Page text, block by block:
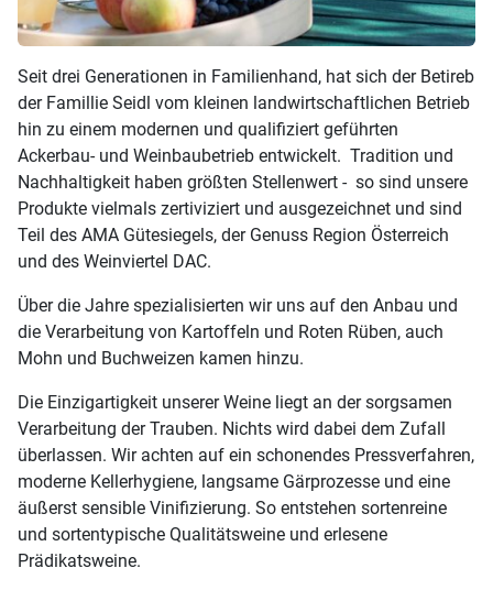
Seit drei Generationen in Familienhand, hat sich der Betireb
der Famillie Seidl vom kleinen landwirtschaftlichen Betrieb
hin zu einem modernen und qualifiziert geführten
Ackerbau- und Weinbaubetrieb entwickelt. Tradition und
Nachhaltigkeit haben größten Stellenwert - so sind unsere
Produkte vielmals zertiviziert und ausgezeichnet und sind
Teil des AMA Gütesiegels, der Genuss Region Österreich
und des Weinviertel DAC.
Über die Jahre spezialisierten wir uns auf den Anbau und
die Verarbeitung von Kartoffeln und Roten Rüben, auch
Mohn und Buchweizen kamen hinzu.
Die Einzigartigkeit unserer Weine liegt an der sorgsamen
Verarbeitung der Trauben. Nichts wird dabei dem Zufall
überlassen. Wir achten auf ein schonendes Pressverfahren,
moderne Kellerhygiene, langsame Gärprozesse und eine
äußerst sensible Vinifizierung. So entstehen sortenreine
und sortentypische Qualitätsweine und erlesene
Prädikatsweine.